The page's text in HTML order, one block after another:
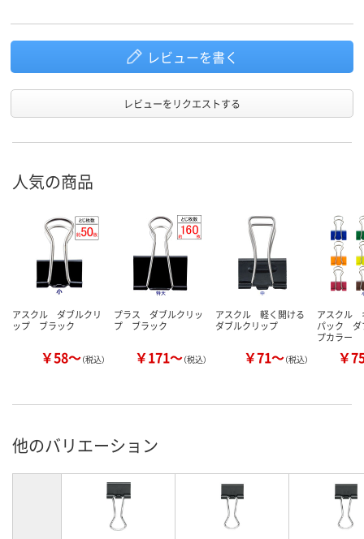
レビューを書く
レビューをリクエストする
人気の商品
アスクル ダブルクリ
ップ ブラック
￥58～（税込）
プラス ダブルクリッ
プ ブラック
￥171～（税込）
アスクル 軽く開ける
ダブルクリップ
￥71～（税込）
アスクル
パック ダ
プカラー
￥
他のバリエーション